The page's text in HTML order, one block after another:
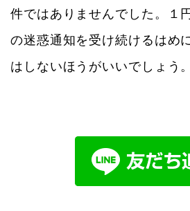
件ではありませんでした。１
の迷惑通知を受け続けるはめ
はしないほうがいいでしょう。